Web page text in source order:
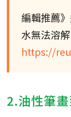
編輯推薦
水無法溶
https://
2.油性筆